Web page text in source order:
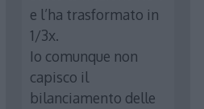
e l’ha trasformato in
1/3x.
Io comunque non
capisco il
bilanciamento delle